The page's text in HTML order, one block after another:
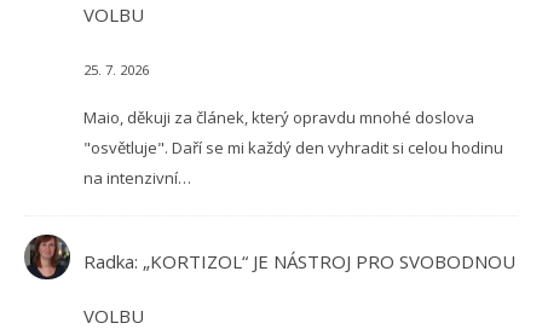
VOLBU
25. 7. 2026
Maio, děkuji za článek, který opravdu mnohé doslova
"osvětluje". Daří se mi každý den vyhradit si celou hodinu
na intenzivní…
Radka: „KORTIZOL“ JE NÁSTROJ PRO SVOBODNOU
VOLBU